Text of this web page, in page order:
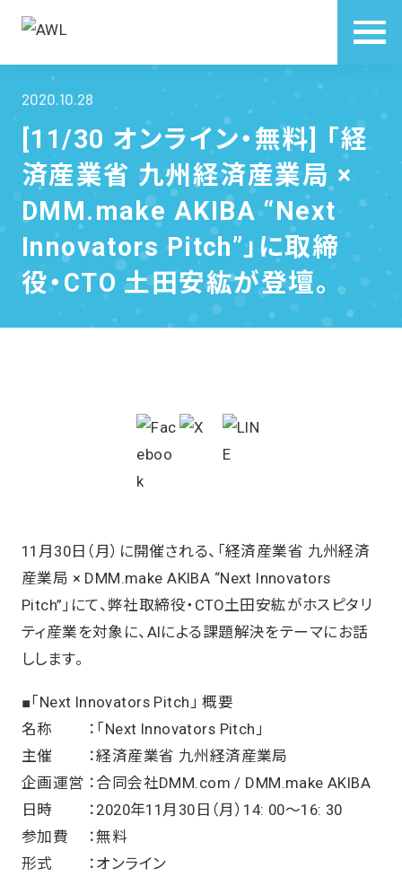
2020.10.28
[11/30 オンライン・無料] 「経
済産業省 九州経済産業局 ×
DMM.make AKIBA “Next
Innovators Pitch”」に取締
役・CTO 土田安紘が登壇。
11月30日（月）に開催される、「経済産業省 九州経済
産業局 × DMM.make AKIBA “Next Innovators
Pitch”」にて、弊社取締役・CTO土田安紘がホスピタリ
ティ産業を対象に、AIによる課題解決をテーマにお話
しします。
■「Next Innovators Pitch」 概要
名称 ：「Next Innovators Pitch」
主催 ：経済産業省 九州経済産業局
企画運営 ：合同会社DMM.com / DMM.make AKIBA
日時 ：2020年11月30日（月）14: 00〜16: 30
参加費 ：無料
形式 ：オンライン